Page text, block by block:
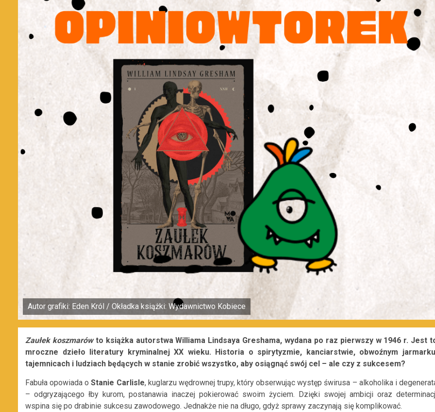
Autor grafiki: Eden Król / Okładka książki: Wydawnictwo Kobiece
Zaułek koszmarówto książka autorstwa Williama Lindsaya Greshama, wydana po raz pierwszy w 1946 r. Jest
mroczne dzieło literatury kryminalnej XX wieku. Historia o spirytyzmie, kanciarstwie,obwoźnym jarmark
tajemnicach i ludziach będących w stanie zrobić wszystko, aby osiągnąć swój cel – ale czy z sukcesem?
Fabuła opowiada oStanie Carlisle, kuglarzu wędrownej trupy, który obserwując występ świrusa – alkoholika i
– odgryzającego łby kurom, postanawia inaczej pokierować swoim życiem. Dzięki swojej ambicji oraz
wspina się po drabinie sukcesu zawodowego. Jednakże nie na długo, gdyż sprawy zaczynają się komplikować.